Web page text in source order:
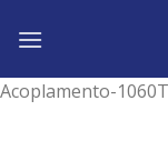
Acoplamento-